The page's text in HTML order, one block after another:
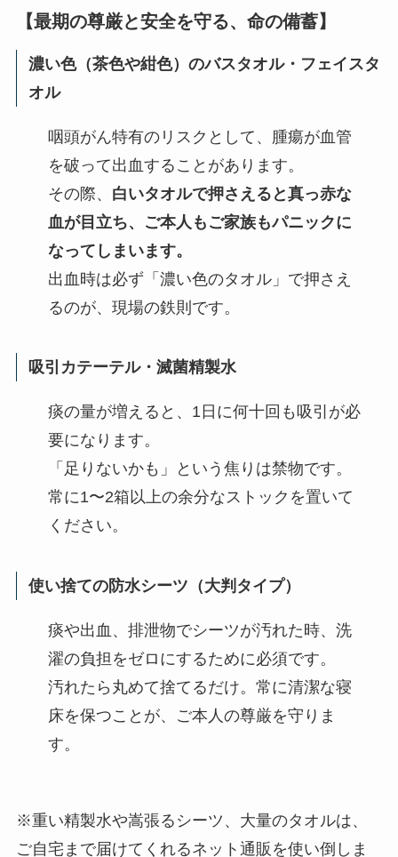
【最期の尊厳と安全を守る、命の備蓄】
濃い色（茶色や紺色）のバスタオル・フェイスタ
オル
咽頭がん特有のリスクとして、腫瘍が血管
を破って出血することがあります。
その際、 白いタオルで押さえると真っ赤な
血が目立ち、ご本人もご家族もパニックに
なってしまいます。
出血時は必ず「濃い色のタオル」で押さえ
るのが、現場の鉄則です。
吸引カテーテル・滅菌精製水
痰の量が増えると、1日に何十回も吸引が必
要になります。
「足りないかも」という焦りは禁物です。
常に1〜2箱以上の余分なストックを置いて
ください。
使い捨ての防水シーツ（大判タイプ）
痰や出血、排泄物でシーツが汚れた時、洗
濯の負担をゼロにするために必須です。
汚れたら丸めて捨てるだけ。常に清潔な寝
床を保つことが、ご本人の尊厳を守りま
す。
※重い精製水や嵩張るシーツ、大量のタオルは、
ご自宅まで届けてくれるネット通販を使い倒しま